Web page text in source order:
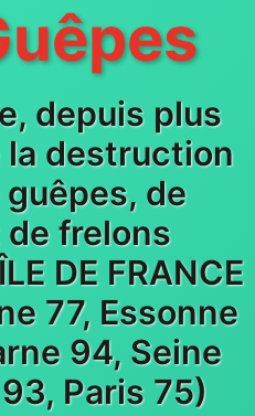
depuis plus
la destruction
de
frelons
DE FRANCE
77, Essonne
94, Seine
Paris 75)